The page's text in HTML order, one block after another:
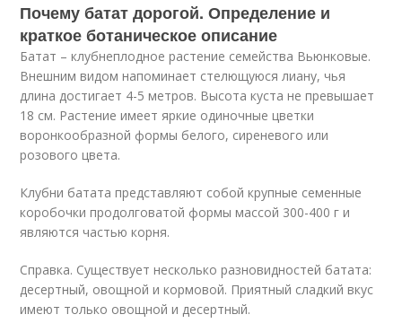
Почему батат дорогой. Определение и
краткое ботаническое описание
Батат – клубнеплодное растение семейства Вьюнковые.
Внешним видом напоминает стелющуюся лиану, чья
длина достигает 4-5 метров. Высота куста не превышает
18 см. Растение имеет яркие одиночные цветки
воронкообразной формы белого, сиреневого или
розового цвета.
Клубни батата представляют собой крупные семенные
коробочки продолговатой формы массой 300-400 г и
являются частью корня.
Справка. Существует несколько разновидностей батата:
десертный, овощной и кормовой. Приятный сладкий вкус
имеют только овощной и десертный.